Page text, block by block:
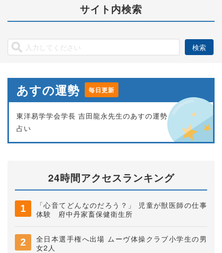
サイト内検索
あすの運勢 毎日更新
東洋易学学会学長 吉田龍永先生のあすの運勢
占い
24時間アクセスランキング
「心音てどんなのだろう？」 児童が獣医師の仕事
体験 府中丹家畜保健衛生所
全日本選手権へ出場 ムーヴ体操クラブ小学生の男
女2人